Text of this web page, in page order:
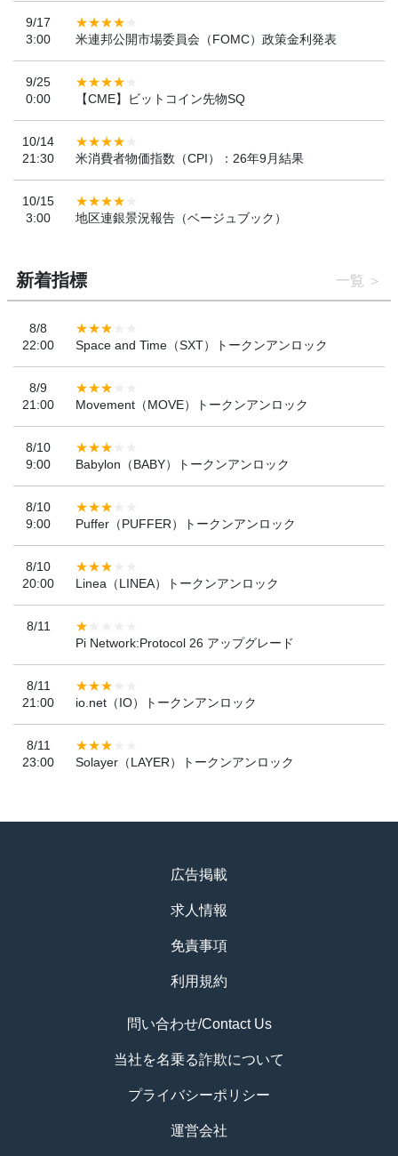
9/17
3:00
米連邦公開市場委員会（FOMC）政策金利発表
9/25
0:00
【CME】ビットコイン先物SQ
10/14
21:30
米消費者物価指数（CPI）：26年9月結果
10/15
3:00
地区連銀景況報告（ベージュブック）
新着指標 一覧
8/8
22:00
Space and Time（SXT）トークンアンロック
8/9
21:00
Movement（MOVE）トークンアンロック
8/10
9:00
Babylon（BABY）トークンアンロック
8/10
9:00
Puffer（PUFFER）トークンアンロック
8/10
20:00
Linea（LINEA）トークンアンロック
8/11
Pi Network:Protocol 26 アップグレード
8/11
21:00
io.net（IO）トークンアンロック
8/11
23:00
Solayer（LAYER）トークンアンロック
広告掲載
求人情報
免責事項
利用規約
問い合わせ/Contact Us
当社を名乗る詐欺について
プライバシーポリシー
運営会社